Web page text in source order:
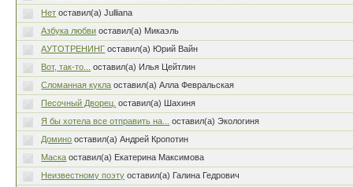
Нет оставил(а) Julliana
Азбука любви оставил(а) Микаэль
АУТОТРЕНИНГ оставил(а) Юрий Вайн
Вот, так-то...
оставил(а) Илья Цейтлин
Сломанная кукла оставил(а) Алла Февральская
Песочный Дворец. оставил(а) Шахиня
Я бы хотела все отправить на...
оставил(а) Экологиня
Домино оставил(а) Андрей Кропотин
Маска оставил(а) Екатерина Максимова
Неизвестному поэту оставил(а) Галина Гедрович